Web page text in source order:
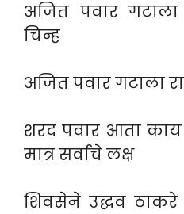
अजित पवार गटाला
चिन्ह
अजित पवार गटाला
शरद पवार आता
मात्र सर्वांचे लक्ष
शिवसेने उद्धव